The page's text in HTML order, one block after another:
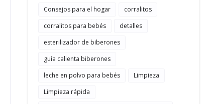
Consejos para el hogar
corralitos
corralitos para bebés
detalles
esterilizador de biberones
guía calienta biberones
leche en polvo para bebés
Limpieza
Limpieza rápida